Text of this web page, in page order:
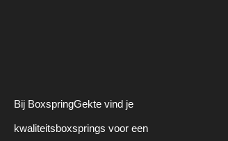
Bij BoxspringGekte vind je
kwaliteitsboxsprings voor een